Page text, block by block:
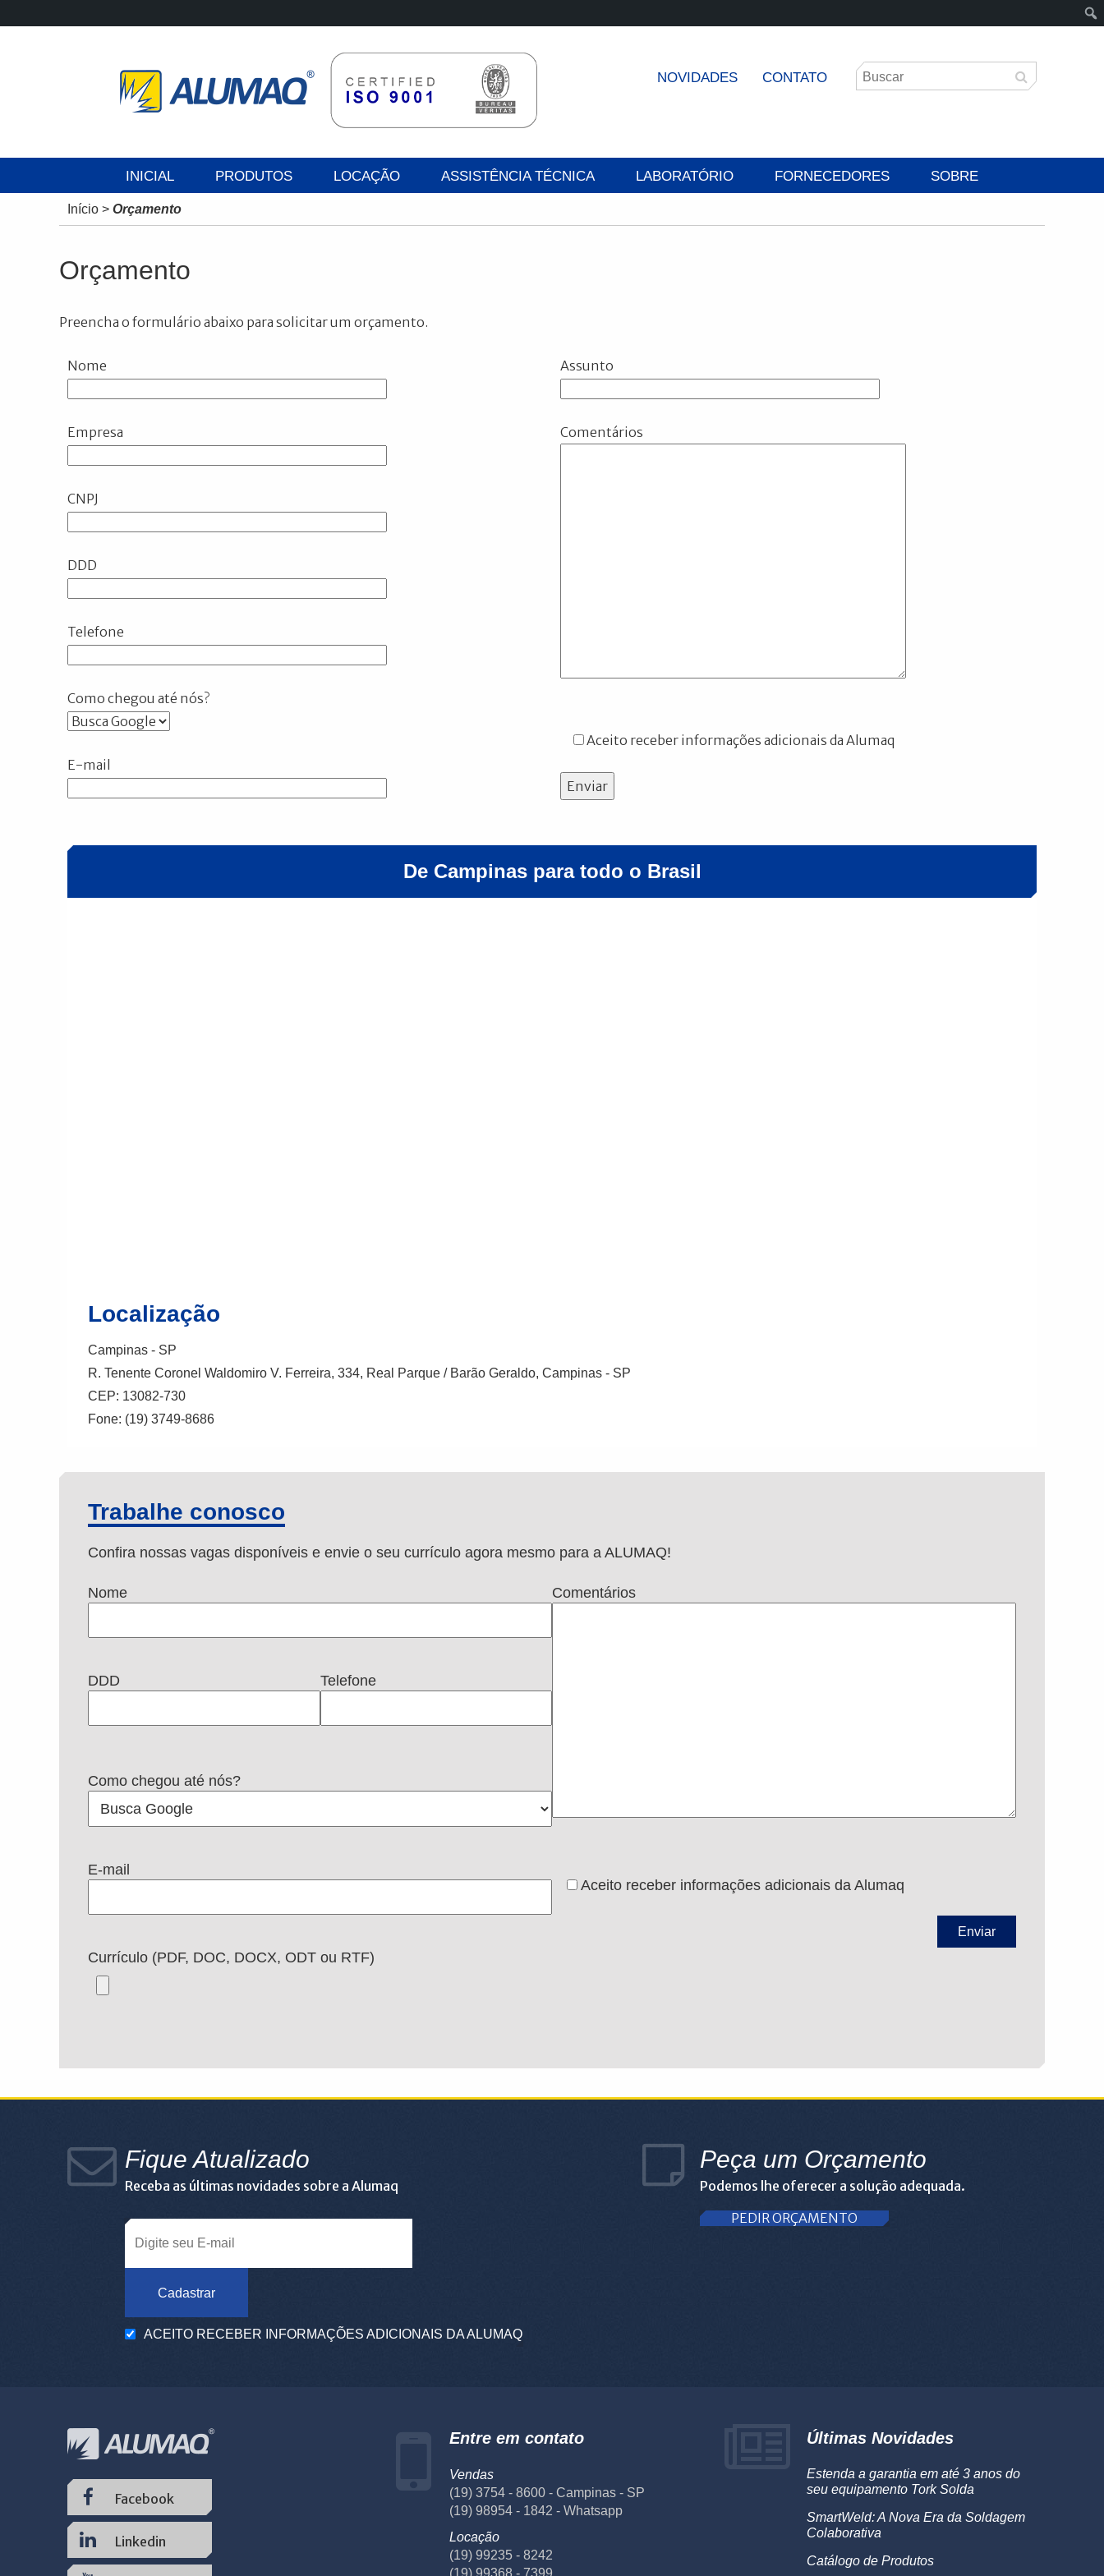
NOVIDADES CONTATO
INICIAL PRODUTOS LOCAÇÃO ASSISTÊNCIA TÉCNICA LABORATÓRIO FORNECEDORES SOBRE
Início > Orçamento
Orçamento
Preencha o formulário abaixo para solicitar um orçamento.
Nome
Empresa
CNPJ
DDD
Telefone
Como chegou até nós?
E-mail
Assunto
Comentários
Aceito receber informações adicionais da Alumaq
Enviar
De Campinas para todo o Brasil
Localização
Campinas - SP
R. Tenente Coronel Waldomiro V. Ferreira, 334, Real Parque / Barão Geraldo, Campinas - SP
CEP: 13082-730
Fone: (19) 3749-8686
Trabalhe conosco
Confira nossas vagas disponíveis e envie o seu currículo agora mesmo para a ALUMAQ!
Nome
DDD Telefone
Como chegou até nós?
E-mail
Currículo (PDF, DOC, DOCX, ODT ou RTF)
Comentários
Aceito receber informações adicionais da Alumaq
Fique Atualizado
Receba as últimas novidades sobre a Alumaq
Cadastrar
ACEITO RECEBER INFORMAÇÕES ADICIONAIS DA ALUMAQ
Peça um Orçamento
Podemos lhe oferecer a solução adequada.
PEDIR ORÇAMENTO
Facebook
Linkedin
Entre em contato
Vendas
(19) 3754 - 8600 - Campinas - SP
(19) 98954 - 1842 - Whatsapp
Locação
(19) 99235 - 8242
(19) 99368 - 7399
Últimas Novidades
Estenda a garantia em até 3 anos do
seu equipamento Tork Solda
SmartWeld: A Nova Era da Soldagem
Colaborativa
Catálogo de Produtos